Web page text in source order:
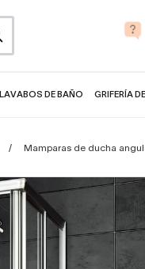
LAVABOS DE BAÑO GRIFERÍA
Mamparas de ducha